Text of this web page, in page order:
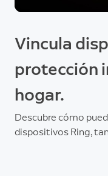
Vincula
protección
hogar.
Descubre cómo
dispositivos Ring,